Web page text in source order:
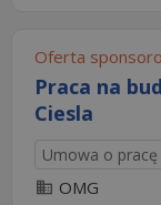
Oferta
Praca na
Ciesla
Umowa o pracę
OMG